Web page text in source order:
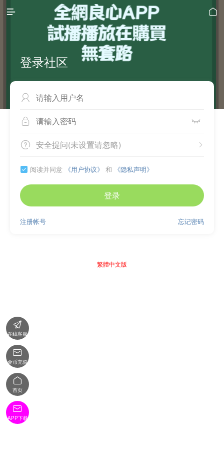
 
登录社区

 
 
安全提问(未设置请忽略)
 阅读并同意 《用户协议》 和 《隐私声明》
登录
忘记密码
注册帐号
繁體中文版

在线客服

金币充值

首页

APP下载